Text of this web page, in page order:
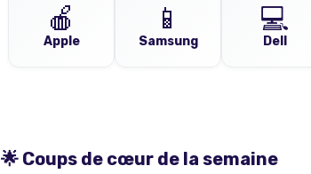
🍎
Apple
📱
Samsung
💻
Dell
🌟 Coups de cœur de la semaine